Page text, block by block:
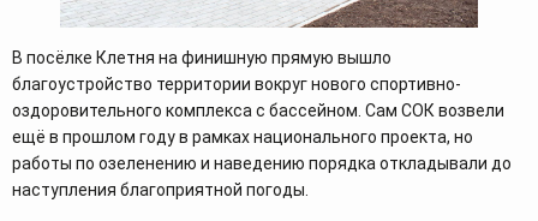
В посёлке Клетня на финишную прямую вышло
благоустройство территории вокруг нового спортивно-
оздоровительного комплекса с бассейном. Сам СОК возвели
ещё в прошлом году в рамках национального проекта, но
работы по озеленению и наведению порядка откладывали до
наступления благоприятной погоды.